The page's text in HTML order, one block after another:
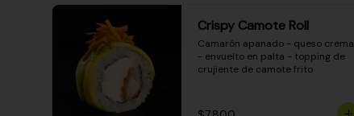
Crispy Camote Roll
Camarón apanado - queso crema
- envuelto en palta - topping de
crujiente de camote frito